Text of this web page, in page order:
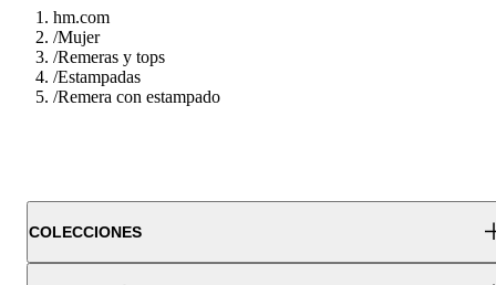
hm.com
/Mujer
/Remeras y tops
/Estampadas
/Remera con estampado
COLECCIONES